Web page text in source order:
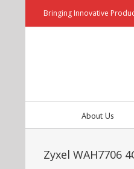
Bringing Innovative
About Us
Zyxel WAH7706